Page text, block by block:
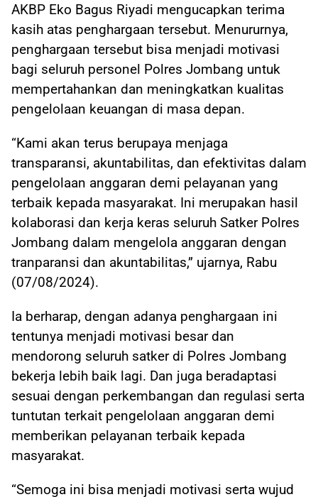
AKBP Eko Bagus Riyadi mengucapkan terima
kasih atas penghargaan tersebut. Menururnya,
penghargaan tersebut bisa menjadi motivasi
bagi seluruh personel Polres Jombang untuk
mempertahankan dan meningkatkan kualitas
pengelolaan keuangan di masa depan.
“Kami akan terus berupaya menjaga
transparansi, akuntabilitas, dan efektivitas dalam
pengelolaan anggaran demi pelayanan yang
terbaik kepada masyarakat. Ini merupakan hasil
kolaborasi dan kerja keras seluruh Satker Polres
Jombang dalam mengelola anggaran dengan
tranparansi dan akuntabilitas,” ujarnya, Rabu
(07/08/2024).
Ia berharap, dengan adanya penghargaan ini
tentunya menjadi motivasi besar dan
mendorong seluruh satker di Polres Jombang
bekerja lebih baik lagi. Dan juga beradaptasi
sesuai dengan perkembangan dan regulasi serta
tuntutan terkait pengelolaan anggaran demi
memberikan pelayanan terbaik kepada
masyarakat.
“Semoga ini bisa menjadi motivasi serta wujud